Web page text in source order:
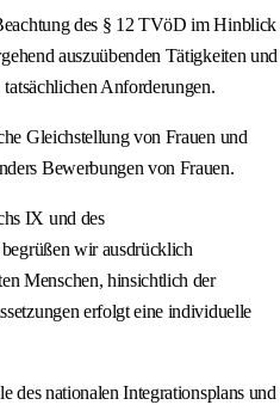
des § 12 TVöD im Hinblick
auszuübenden Tätigkeiten und
Anforderungen.
Gleichstellung von Frauen und
Bewerbungen von Frauen.
IX und des
wir ausdrücklich
Menschen, hinsichtlich der
erfolgt eine individuelle
des nationalen Integrationsplans und